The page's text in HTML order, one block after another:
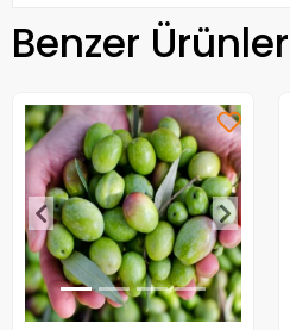
Benzer Ürünler